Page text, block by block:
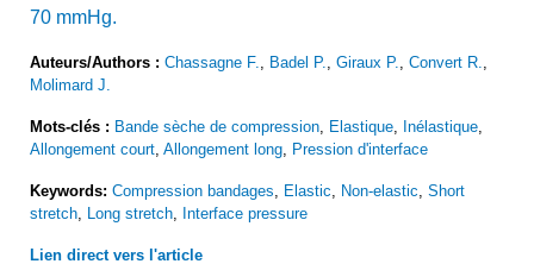
70 mmHg.
Auteurs/Authors : Chassagne F. Badel P. Giraux P. Convert R.
Molimard J.
Mots-clés : Bande sèche de compression Elastique Inélastique
Allongement court Allongement long Pression d'interface
Keywords: Compression bandages Elastic Non-elastic Short
stretch
Long stretch Interface pressure
Lien direct vers l'article